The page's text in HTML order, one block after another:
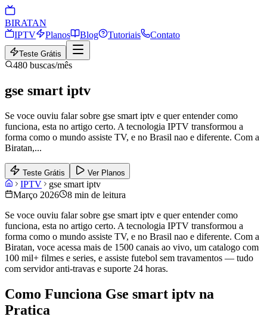
BIRATAN
IPTV
Planos Blog Tutoriais Contato
Teste Grátis
480 buscas/mês
gse smart iptv
Se voce ouviu falar sobre gse smart iptv e quer entender como
funciona, esta no artigo certo. A tecnologia IPTV transformou a
forma como o mundo assiste TV, e no Brasil nao e diferente. Com a
Biratan,...
Teste Grátis Ver Planos
IPTV
gse smart iptv
Março 2026
8 min de leitura
Se voce ouviu falar sobre gse smart iptv e quer entender como
funciona, esta no artigo certo. A tecnologia IPTV transformou a
forma como o mundo assiste TV, e no Brasil nao e diferente. Com a
Biratan, voce acessa mais de 1500 canais ao vivo, um catalogo com
100 mil+ filmes e series, e assiste futebol sem travamentos — tudo
com servidor anti-travas e suporte 24 horas.
Como Funciona Gse smart iptv na
Pratica